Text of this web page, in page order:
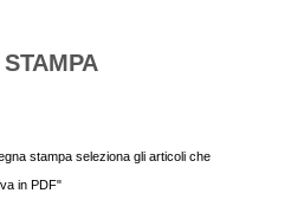
stampa seleziona gli articoli che
in PDF"